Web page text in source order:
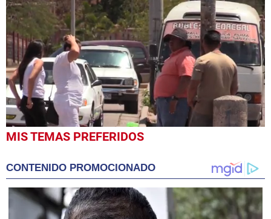
0
seconds
minute,
14
seconds
MIS TEMAS PREFERIDOS
CONTENIDO PROMOCIONADO